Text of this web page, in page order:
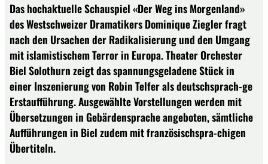
Das hochaktuelle Schauspiel «Der Weg ins Morgenland»
des Westschweizer Dramatikers Dominique Ziegler fragt
nach den Ursachen der Radikalisierung und den Umgang
mit islamistischem Terror in Europa. Theater Orchester
Biel Solothurn zeigt das spannungsgeladene Stück in
einer Inszenierung von Robin Telfer als deutschsprach-ge
Erstaufführung. Ausgewählte Vorstellungen werden mit
Übersetzungen in Gebärdensprache angeboten, sämtliche
Aufführungen in Biel zudem mit französischspra-chigen
Übertiteln.